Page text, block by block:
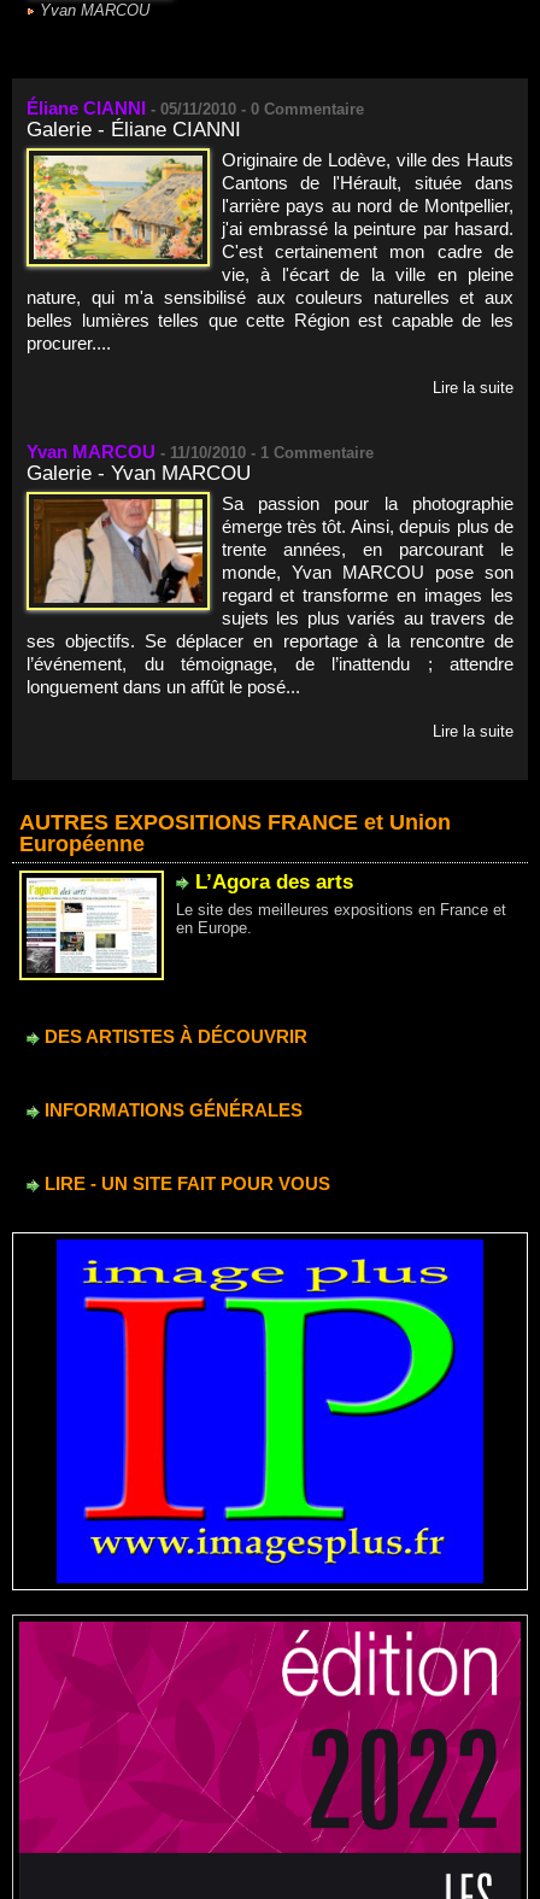
Yvan MARCOU
Éliane CIANNI - 05/11/2010 - 0 Commentaire
Galerie - Éliane CIANNI
Originaire de Lodève, ville des Hauts
Cantons de l'Hérault, située dans
l'arrière pays au nord de Montpellier,
j'ai embrassé la peinture par hasard.
C'est certainement mon cadre de
vie, à l'écart de la ville en pleine
nature, qui m'a sensibilisé aux couleurs naturelles et aux
belles lumières telles que cette Région est capable de les
procurer....
Lire la suite
Yvan MARCOU - 11/10/2010 - 1 Commentaire
Galerie - Yvan MARCOU
Sa passion pour la photographie
émerge très tôt. Ainsi, depuis plus de
trente années, en parcourant le
monde, Yvan MARCOU pose son
regard et transforme en images les
sujets les plus variés au travers de
ses objectifs. Se déplacer en reportage à la rencontre de
l’événement, du témoignage, de l’inattendu ; attendre
longuement dans un affût le posé...
Lire la suite
AUTRES EXPOSITIONS FRANCE et Union
Européenne
L’Agora des arts
Le site des meilleures expositions en France et
en Europe.
DES ARTISTES À DÉCOUVRIR
INFORMATIONS GÉNÉRALES
LIRE - UN SITE FAIT POUR VOUS